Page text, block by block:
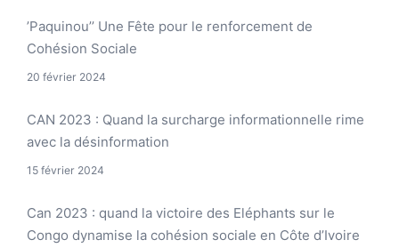
’Paquinou’’ Une Fête pour le renforcement de
Cohésion Sociale
20 février 2024
CAN 2023 : Quand la surcharge informationnelle rime
avec la désinformation
15 février 2024
Can 2023 : quand la victoire des Eléphants sur le
Congo dynamise la cohésion sociale en Côte d’Ivoire